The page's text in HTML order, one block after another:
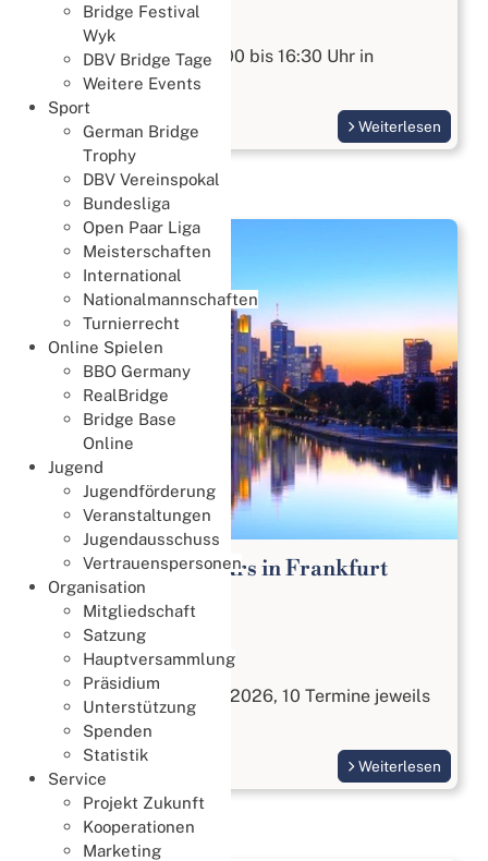
Bridge Festival
Wyk
DBV Bridge Tage
Weitere Events
Sport
German Bridge
Trophy
DBV Vereinspokal
Bundesliga
Open Paar Liga
Meisterschaften
International
Nationalmannschaften
Turnierrecht
Online Spielen
BBO Germany
RealBridge
Bridge Base
Online
Jugend
Jugendförderung
Veranstaltungen
Jugendausschuss
Vertrauenspersonen
Organisation
Mitgliedschaft
Satzung
Hauptversammlung
Präsidium
Unterstützung
Spenden
Statistik
Service
Projekt Zukunft
Kooperationen
Marketing
Bridge kennenlernen
Am 15.08.2026 von 10:00 bis 16:30 Uhr in
Wiesbaden
Weiterlesen
Bridge Anfängerkurs in Frankfurt
Lernen & Trainieren
02. August 2026
Bridge kennenlernen
Start am 3. September 2026, 10 Termine jeweils
Donnerstags
Weiterlesen